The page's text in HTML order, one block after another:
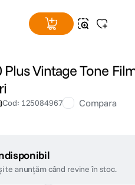
Vintage Tone
)Cod: 125084967 Compara
te anunțăm când revine în stoc.